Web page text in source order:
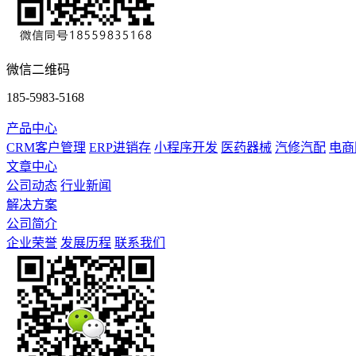
微信二维码
185-5983-5168
产品中心
CRM客户管理 ERP进销存 小程序开发 医药器械 汽修汽配 电
文章中心
公司动态 行业新闻
解决方案
公司简介
企业荣誉 发展历程 联系我们